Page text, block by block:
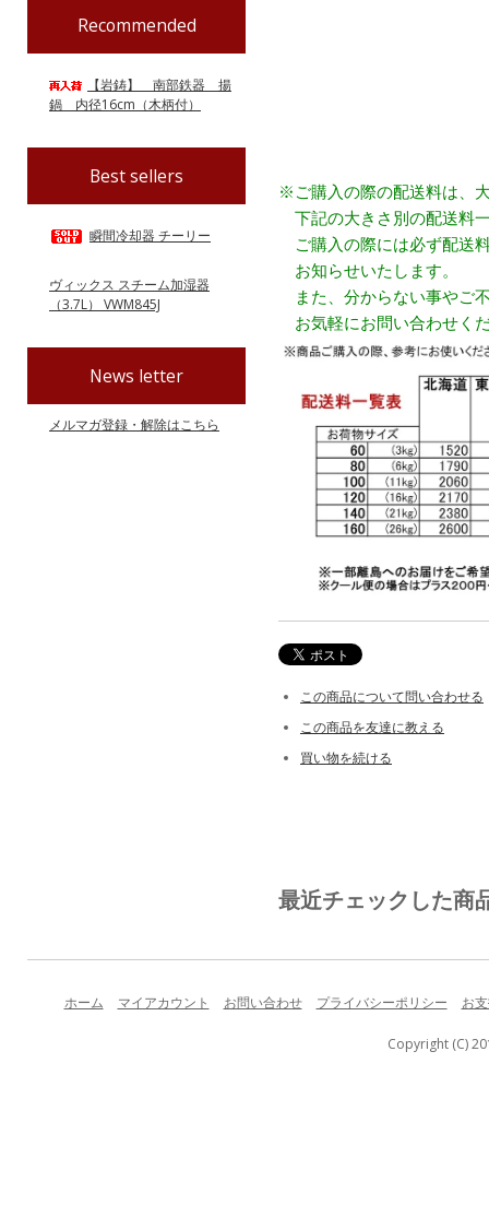
※ご購入の際の配送料は、
下記の大きさ別の配送料
ご購入の際には必ず配送
お知らせいたします。
また、分からない事やご
お気軽にお問い合わせく
この商品について問い合わせる
この商品を友達に教える
買い物を続ける
最近チェックした商
Recommended
【岩鋳】 南部鉄器 揚
鍋 内径16cm（木柄付）
Best sellers
瞬間冷却器 チーリー
ヴィックス スチーム加湿器
（3.7L） VWM845J
News letter
メルマガ登録・解除はこちら
ホーム マイアカウント お問い合わせ プライバシーポリシー お
Copyright (C)